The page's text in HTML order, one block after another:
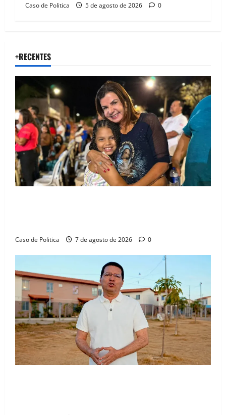
Caso de Politica 5 de agosto de 2026 0
+RECENTES
Caso de Politica 7 de agosto de 2026 0